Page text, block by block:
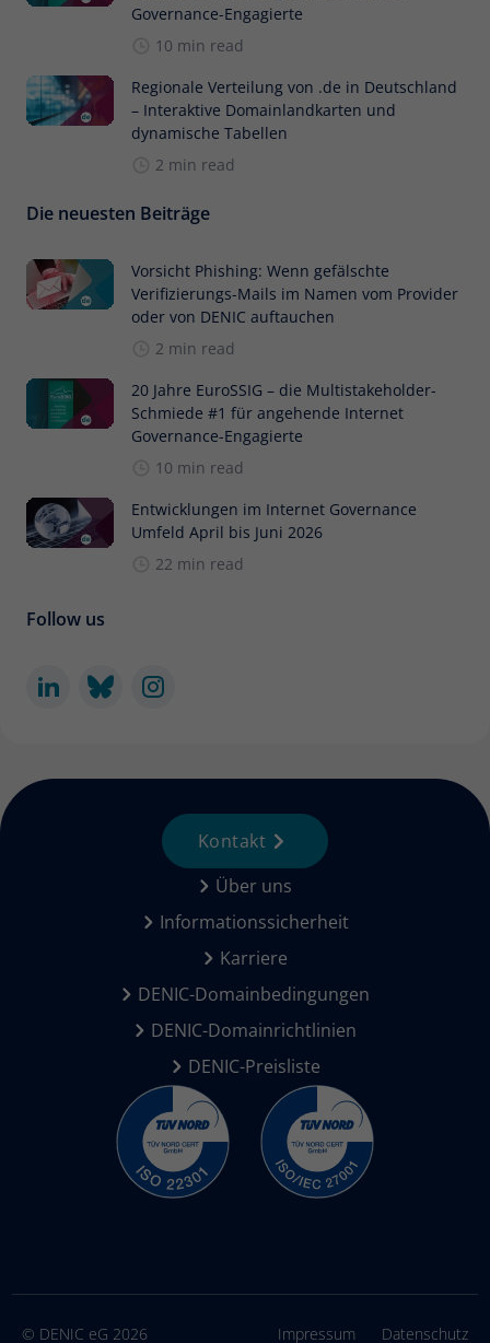
Governance-Engagierte
10 min read
Regionale Verteilung von .de in Deutschland
– Interaktive Domainlandkarten und
dynamische Tabellen
2 min read
Die neuesten Beiträge
Vorsicht Phishing: Wenn gefälschte
Verifizierungs-Mails im Namen vom Provider
oder von DENIC auftauchen
2 min read
20 Jahre EuroSSIG – die Multistakeholder-
Schmiede #1 für angehende Internet
Governance-Engagierte
10 min read
Entwicklungen im Internet Governance
Umfeld April bis Juni 2026
22 min read
Follow us
Über uns
Informationssicherheit
Karriere
DENIC-Domainbedingungen
DENIC-Domainrichtlinien
DENIC-Preisliste
Kontakt
© DENIC eG 2026 Impressum Datenschutz